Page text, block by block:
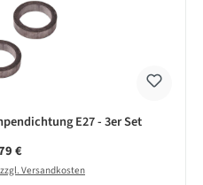
E27 - 3er Set
Preis:
€
Versandkosten